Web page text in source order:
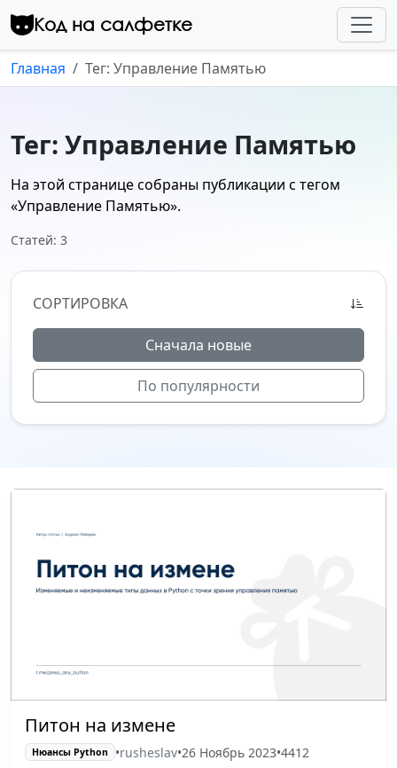
Перейти к контенту
Код на салфетке
Главная Тег: Управление Памятью
Тег: Управление Памятью
На этой странице собраны публикации с тегом
«Управление Памятью».
Статей: 3
СОРТИРОВКА
Сначала новые
По популярности
Питон на измене
Нюансы Python •rusheslav•26 Ноябрь 2023•4412